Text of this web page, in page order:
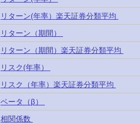
リターン(年率）楽天証券分類平均
リターン（期間）
リターン（期間）楽天証券分類平均
リスク(年率）
リスク（年率）楽天証券分類平均
ベータ（β）
相関係数